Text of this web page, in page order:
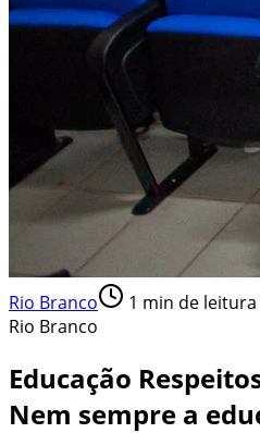
Rio Branco 1 min de leitura
Rio Branco
Educação
Nem sempre a